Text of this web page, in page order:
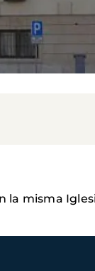
la misma